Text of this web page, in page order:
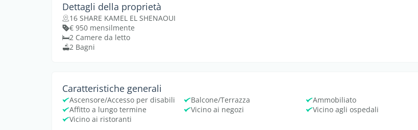
Dettagli della proprietà
16 SHARE KAMEL EL SHENAOUI
€ 950 mensilmente
2 Camere da letto
2 Bagni
Caratteristiche generali
Ascensore/Accesso per disabili Balcone/Terrazza
Ammobiliato
Affitto a lungo termine
Vicino ai negozi
Vicino agli ospedali
Vicino ai ristoranti